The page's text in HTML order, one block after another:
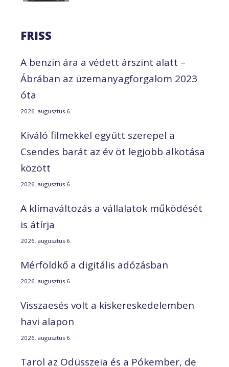
FRISS
A benzin ára a védett árszint alatt –
Ábrában az üzemanyagforgalom 2023
óta
2026. augusztus 6.
Kiváló filmekkel együtt szerepel a
Csendes barát az év öt legjobb alkotása
között
2026. augusztus 6.
A klímaváltozás a vállalatok működését
is átírja
2026. augusztus 6.
Mérföldkő a digitális adózásban
2026. augusztus 6.
Visszaesés volt a kiskereskedelemben
havi alapon
2026. augusztus 6.
Tarol az Odüsszeia és a Pókember, de